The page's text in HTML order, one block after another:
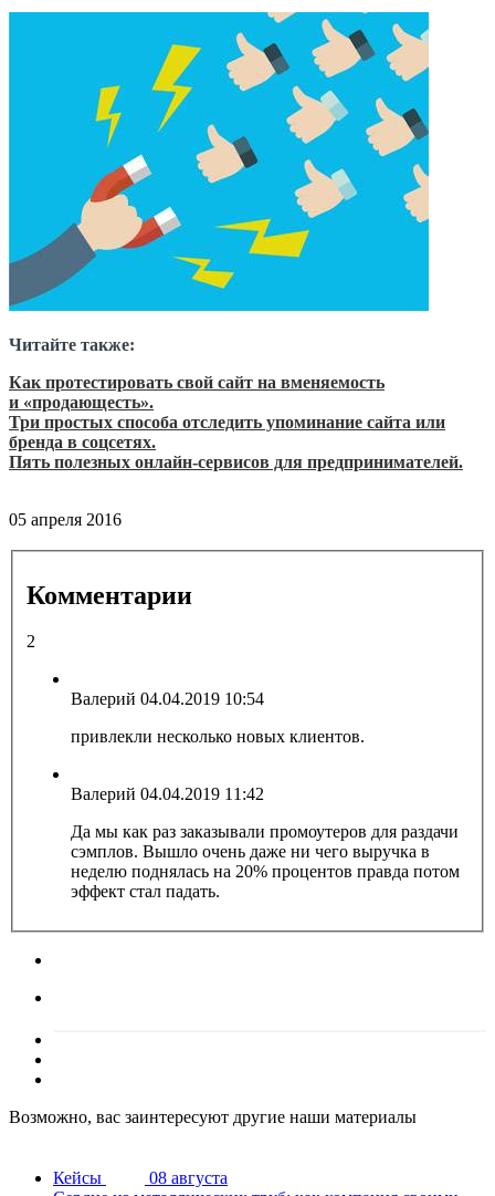
Читайте также:
Как протестировать свой сайт на вменяемость
и «продающесть».
Три простых способа отследить упоминание сайта или
бренда в соцсетях.
Пять полезных онлайн-сервисов для предпринимателей.
05 апреля 2016
Комментарии
2
Валерий 04.04.2019 10:54
привлекли несколько новых клиентов.
Валерий 04.04.2019 11:42
Да мы как раз заказывали промоутеров для раздачи
сэмплов. Вышло очень даже ни чего выручка в
неделю поднялась на 20% процентов правда потом
эффект стал падать.
Возможно, вас заинтересуют другие наши материалы
Кейсы
08 августа